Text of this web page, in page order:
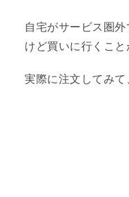
自宅がサービス圏
けど買いに行くこと
実際に注文してみ